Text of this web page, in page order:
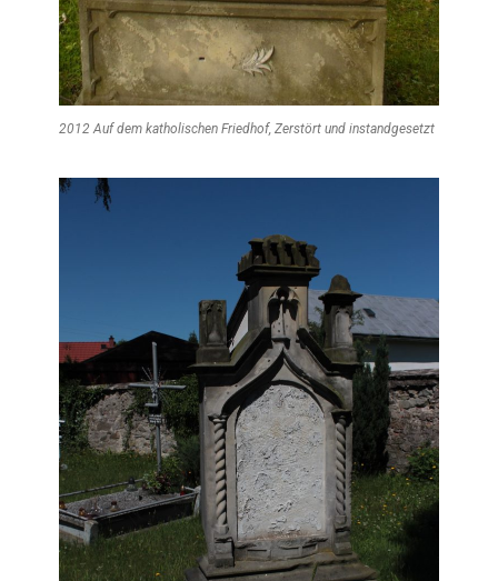
2012 Auf dem katholischen Friedhof, Zerstört und instandgesetzt